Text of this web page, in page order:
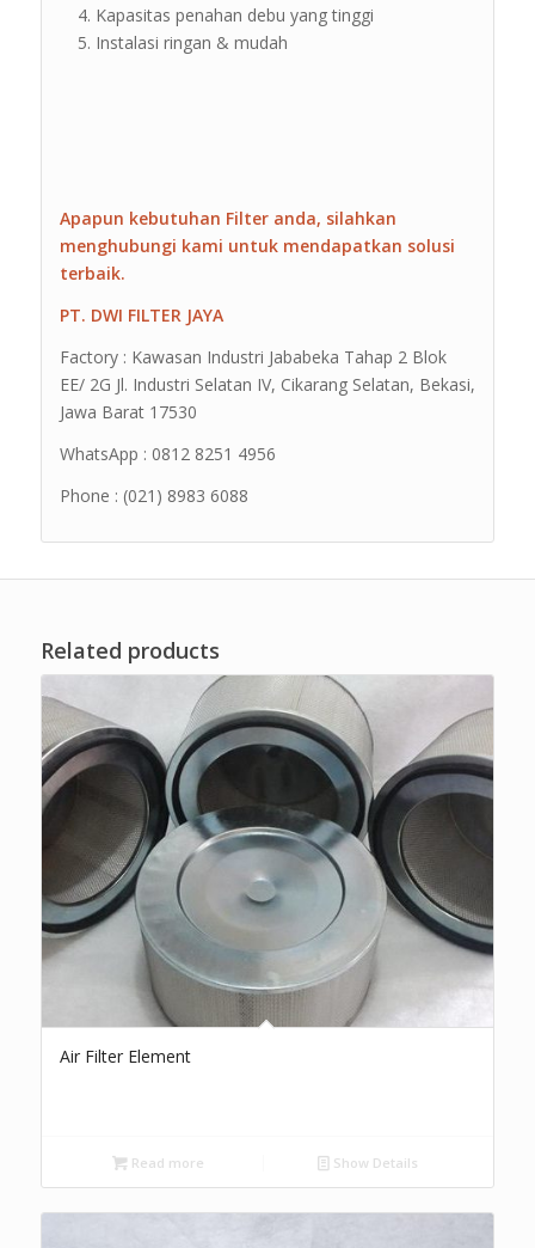
Kapasitas penahan debu yang tinggi
Instalasi ringan & mudah
Apapun kebutuhan Filter anda, silahkan
menghubungi kami untuk mendapatkan solusi
terbaik.
PT. DWI FILTER JAYA
Factory : Kawasan Industri Jababeka Tahap 2 Blok
EE/ 2G Jl. Industri Selatan IV, Cikarang Selatan, Bekasi,
Jawa Barat 17530
WhatsApp : 0812 8251 4956
Phone : (021) 8983 6088
Related products
Air Filter Element
Read more Show Details